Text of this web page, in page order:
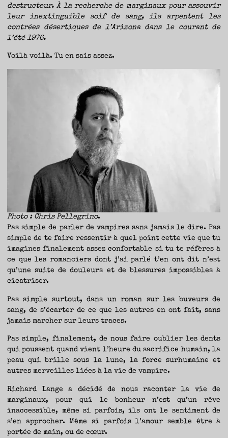
destructeur. À la recherche de marginaux pour assouvir
leur inextinguible soif de sang, ils arpentent les
contrées désertiques de l’Arizona dans le courant de
l’été 1976.
Voilà voilà. Tu en sais assez.
Photo : Chris Pellegrino.
Pas simple de parler de vampires sans jamais le dire. Pas
simple de te faire ressentir à quel point cette vie que tu
imagines finalement assez confortable si tu te réfères à
ce que les romanciers dont j’ai parlé t’en ont dit n’est
qu’une suite de douleurs et de blessures impossibles à
cicatriser.
Pas simple surtout, dans un roman sur les buveurs de
sang, de s’écarter de ce que les autres en ont fait, sans
jamais marcher sur leurs traces.
Pas simple, finalement, de nous faire oublier les dents
qui poussent quand vient l’heure du sacrifice humain, la
peau qui brille sous la lune, la force surhumaine et
autres merveilles liées à la vie de vampire.
Richard Lange a décidé de nous raconter la vie de
marginaux, pour qui le bonheur n’est qu’un rêve
inaccessible, même si parfois, ils ont le sentiment de
s’en approcher. Même si parfois l’amour semble être à
portée de main, ou de cœur.